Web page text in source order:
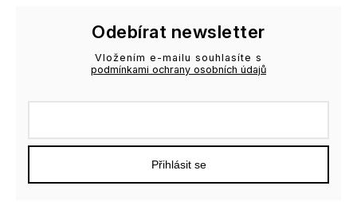
Odebírat newsletter
Vložením e-mailu souhlasíte s
podmínkami ochrany osobních údajů
Přihlásit se